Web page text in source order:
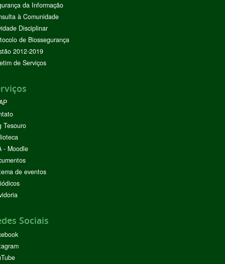
da Informação
à Comunidade
Disciplinar
de Biossegurança
2012-2019
de Serviços
Tesouro
- Moodle
de eventos
Sociais